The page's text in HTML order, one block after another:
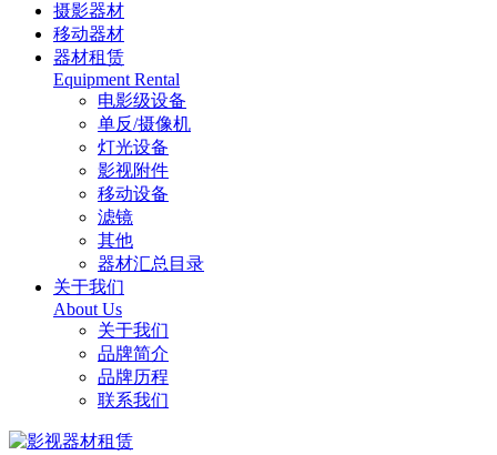
摄影器材
移动器材
器材租赁
Equipment Rental
电影级设备
单反/摄像机
灯光设备
影视附件
移动设备
滤镜
其他
器材汇总目录
关于我们
About Us
关于我们
品牌简介
品牌历程
联系我们